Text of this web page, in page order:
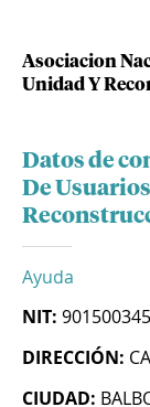
Asociacion
Unidad Y
Datos de
De
Ayuda
NIT:
DIRECCIÓN:
CIUDAD: